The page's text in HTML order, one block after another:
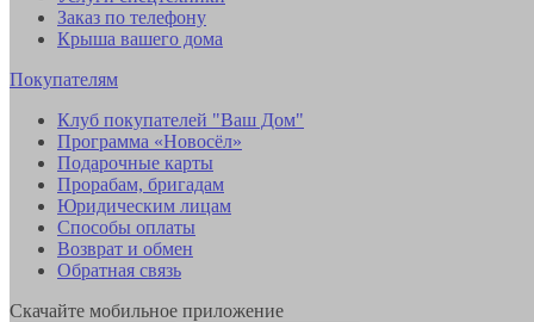
Заказ по телефону
Крыша вашего дома
Покупателям
Клуб покупателей "Ваш Дом"
Программа «Новосёл»
Подарочные карты
Прорабам, бригадам
Юридическим лицам
Способы оплаты
Возврат и обмен
Обратная связь
Скачайте мобильное приложение